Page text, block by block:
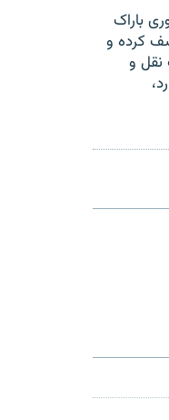
باراک
کرده و
نقل و